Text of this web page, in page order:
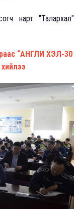
нарт "Талархал"
“АНГЛИ ХЭЛ-30